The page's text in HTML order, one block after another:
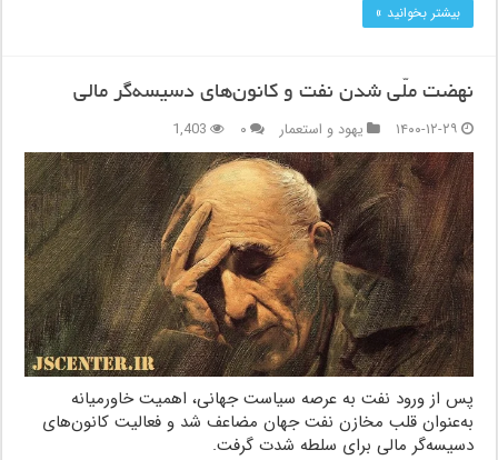
بیشتر بخوانید »
نهضت ملّی شدن نفت و کانون‌های دسیسه‌گر مالی
۱۴۰۰-۱۲-۲۹
یهود و استعمار ۰ 1,403
پس از ورود نفت به عرصه سیاست جهانی، اهمیت خاورمیانه
به‌عنوان قلب مخازن نفت جهان مضاعف شد و فعالیت کانون‌های
دسیسه‌گر مالی برای سلطه شدت گرفت.